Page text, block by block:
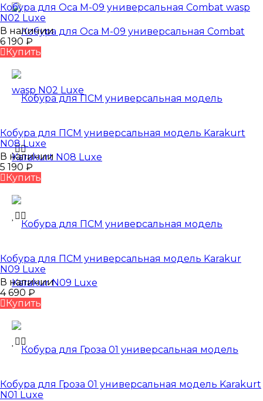
Кобура для Оса М-09 универсальная Сombat wasp
N02 Luxe
В наличии
6 190 ₽
Купить
Кобура для ПСМ универсальная модель Karakurt
N08 Luxe
В наличии
5 190 ₽
Купить
Кобура для ПСМ универсальная модель Karakur
N09 Luxe
В наличии
4 690 ₽
Купить
Кобура для Гроза 01 универсальная модель Karakurt
N01 Luxe